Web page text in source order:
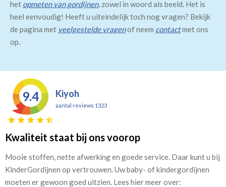
het opmeten van gordijnen, zowel in woord als beeld. Het is
heel eenvoudig! Heeft u uiteindelijk toch nog vragen? Bekijk
de pagina met veelgestelde vragenof neem contactmet ons
op.
9.4 Kiyoh
aantal reviews 1323
Kwaliteit staat bij ons voorop
Mooie stoffen, nette afwerking en goede service. Daar kunt u bij
KinderGordijnen op vertrouwen. Uw baby- of kindergordijnen
moeten er gewoon goed uitzien. Lees hier meer over: